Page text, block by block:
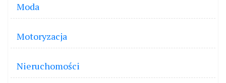
Moda
Motoryzacja
Nieruchomości